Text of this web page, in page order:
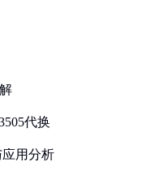
代换
应用分析